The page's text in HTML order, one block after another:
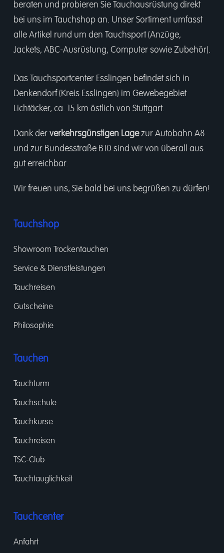
beraten und probieren Sie Tauchausrüstung direkt
bei uns im Tauchshop an. Unser Sortiment umfasst
alle Artikel rund um den Tauchsport (Anzüge,
Jackets, ABC-Ausrüstung, Computer sowie Zubehör).
Das Tauchsportcenter Esslingen befindet sich in
Denkendorf (Kreis Esslingen) im Gewebegebiet
Lichtäcker, ca. 15 km östlich von Stuttgart.
Dank der verkehrsgünstigen Lagezur Autobahn A8
und zur Bundesstraße B10 sind wir von überall aus
gut erreichbar.
Wir freuen uns, Sie bald bei uns begrüßen zu dürfen!
Tauchshop
Showroom Trockentauchen
Service & Dienstleistungen
Tauchreisen
Gutscheine
Philosophie
Tauchen
Tauchturm
Tauchschule
Tauchkurse
Tauchreisen
TSC-Club
Tauchtauglichkeit
Tauchcenter
Anfahrt